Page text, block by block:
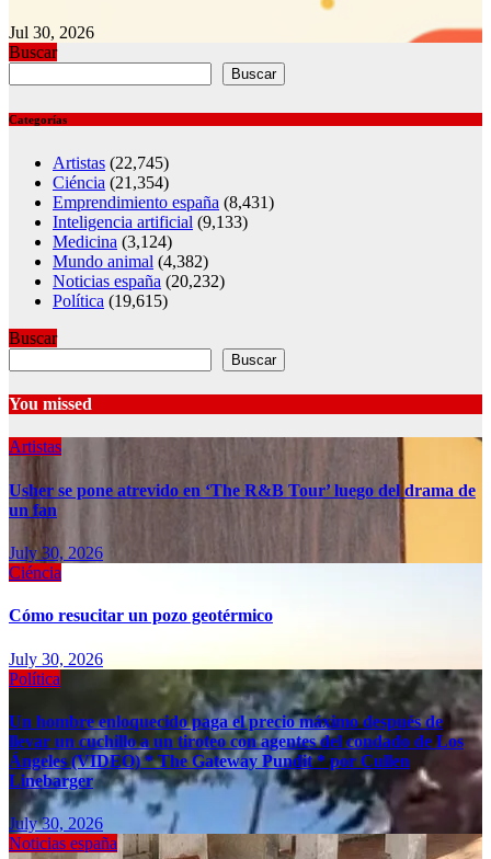
Jul 30, 2026
Buscar
Buscar
Categorías
Artistas (22,745)
Ciéncia (21,354)
Emprendimiento españa (8,431)
Inteligencia artificial (9,133)
Medicina (3,124)
Mundo animal (4,382)
Noticias españa (20,232)
Política (19,615)
Buscar
Buscar
You missed
Artistas
Usher se pone atrevido en ‘The R&B Tour’ luego del drama de
un fan
July 30, 2026
Ciéncia
Cómo resucitar un pozo geotérmico
July 30, 2026
Política
Un hombre enloquecido paga el precio máximo después de
llevar un cuchillo a un tiroteo con agentes del condado de Los
Ángeles (VIDEO) * The Gateway Pundit * por Cullen
Linebarger
July 30, 2026
Noticias españa